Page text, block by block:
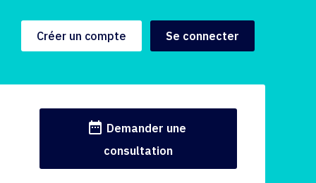
Créer un compte Se connecter
date_range Demander une
consultation